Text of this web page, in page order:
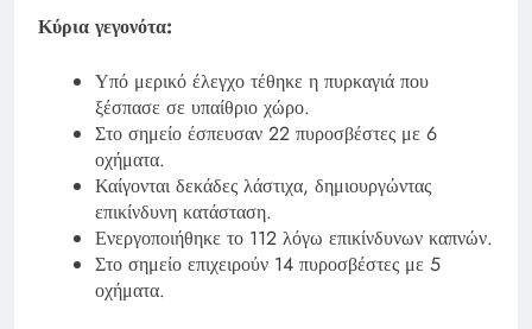
Κύρια γεγονότα:
Υπό μερικό έλεγχο τέθηκε η πυρκαγιά που
ξέσπασε σε υπαίθριο χώρο.
Στο σημείο έσπευσαν 22 πυροσβέστες με 6
οχήματα.
Καίγονται δεκάδες λάστιχα, δημιουργώντας
επικίνδυνη κατάσταση.
Ενεργοποιήθηκε το 112 λόγω επικίνδυνων καπνών.
Στο σημείο επιχειρούν 14 πυροσβέστες με 5
οχήματα.